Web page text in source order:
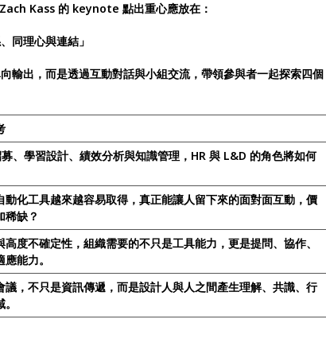
Kass 的 keynote 點出重心應放在：
同理心與連結」
輸出，而是透過互動對話與小組交流，帶領參與者一起探索四個
、學習設計、績效分析與知識管理，HR 與 L&D 的角色將如何
動化工具越來越容易取得，真正能讓人留下來的面對面互動，價
稀缺？
度不確定性，組織需要的不只是工具能力，更是提問、協作、
能力。
議，不只是資訊傳遞，而是設計人與人之間產生理解、共識、行